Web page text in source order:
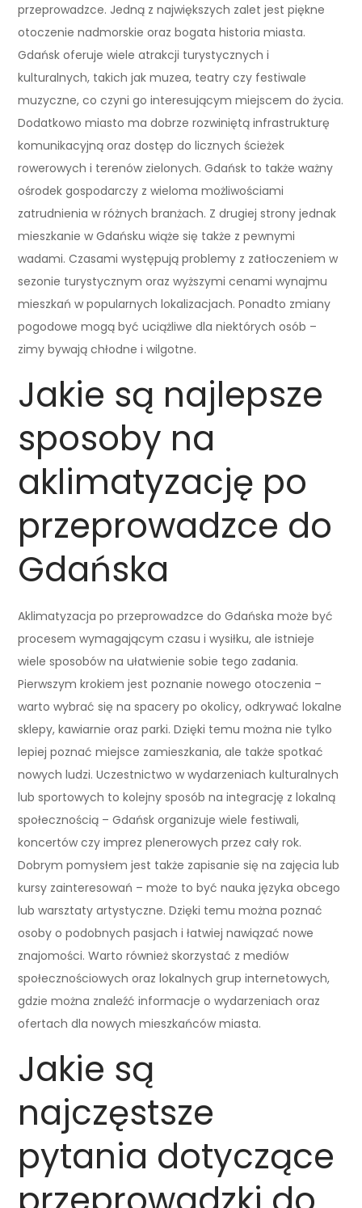
przeprowadzce. Jedną z największych zalet jest piękne
otoczenie nadmorskie oraz bogata historia miasta.
Gdańsk oferuje wiele atrakcji turystycznych i
kulturalnych, takich jak muzea, teatry czy festiwale
muzyczne, co czyni go interesującym miejscem do życia.
Dodatkowo miasto ma dobrze rozwiniętą infrastrukturę
komunikacyjną oraz dostęp do licznych ścieżek
rowerowych i terenów zielonych. Gdańsk to także ważny
ośrodek gospodarczy z wieloma możliwościami
zatrudnienia w różnych branżach. Z drugiej strony jednak
mieszkanie w Gdańsku wiąże się także z pewnymi
wadami. Czasami występują problemy z zatłoczeniem w
sezonie turystycznym oraz wyższymi cenami wynajmu
mieszkań w popularnych lokalizacjach. Ponadto zmiany
pogodowe mogą być uciążliwe dla niektórych osób –
zimy bywają chłodne i wilgotne.
Jakie są najlepsze
sposoby na
aklimatyzację po
przeprowadzce do
Gdańska
Aklimatyzacja po przeprowadzce do Gdańska może być
procesem wymagającym czasu i wysiłku, ale istnieje
wiele sposobów na ułatwienie sobie tego zadania.
Pierwszym krokiem jest poznanie nowego otoczenia –
warto wybrać się na spacery po okolicy, odkrywać lokalne
sklepy, kawiarnie oraz parki. Dzięki temu można nie tylko
lepiej poznać miejsce zamieszkania, ale także spotkać
nowych ludzi. Uczestnictwo w wydarzeniach kulturalnych
lub sportowych to kolejny sposób na integrację z lokalną
społecznością – Gdańsk organizuje wiele festiwali,
koncertów czy imprez plenerowych przez cały rok.
Dobrym pomysłem jest także zapisanie się na zajęcia lub
kursy zainteresowań – może to być nauka języka obcego
lub warsztaty artystyczne. Dzięki temu można poznać
osoby o podobnych pasjach i łatwiej nawiązać nowe
znajomości. Warto również skorzystać z mediów
społecznościowych oraz lokalnych grup internetowych,
gdzie można znaleźć informacje o wydarzeniach oraz
ofertach dla nowych mieszkańców miasta.
Jakie są
najczęstsze
pytania dotyczące